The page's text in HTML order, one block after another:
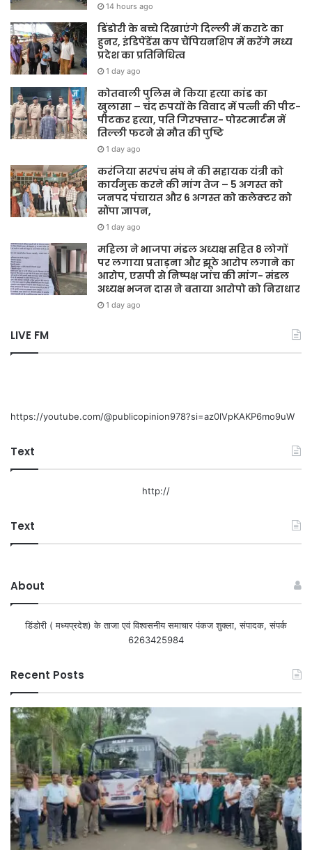
14 hours ago
डिंडोरी के बच्चे दिखाएंगे दिल्ली में कराटे का
हुनर, इंडिपेंडेंस कप चैंपियनशिप में करेंगे मध्य
प्रदेश का प्रतिनिधित्व
1 day ago
कोतवाली पुलिस ने किया हत्या कांड का
खुलासा – चंद रुपयों के विवाद में पत्नी की पीट-
पीटकर हत्या, पति गिरफ्तार- पोस्टमार्टम में
तिल्ली फटने से मौत की पुष्टि
1 day ago
करंजिया सरपंच संघ ने की सहायक यंत्री को
कार्यमुक्त करने की मांग तेज – 5 अगस्त को
जनपद पंचायत और 6 अगस्त को कलेक्टर को
सौंपा ज्ञापन,
1 day ago
महिला ने भाजपा मंडल अध्यक्ष सहित 8 लोगों
पर लगाया प्रताड़ना और झूठे आरोप लगाने का
आरोप, एसपी से निष्पक्ष जांच की मांग- मंडल
अध्यक्ष भजन दास ने बताया आरोपो को निराधार
1 day ago
LIVE FM
https://youtube.com/@publicopinion978?si=az0lVpKAKP6mo9uW
Text
http://
Text
About
डिंडोरी ( मध्यप्रदेश) के ताजा एवं विश्वसनीय समाचार पंकज शुक्ला, संपादक, संपर्क
6263425984
Recent Posts